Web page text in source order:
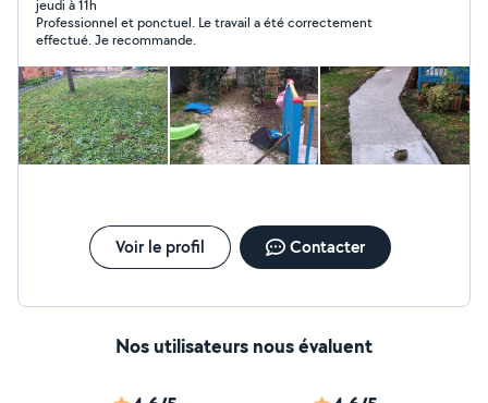
jeudi à 11h
Professionnel et ponctuel. Le travail a été correctement
effectué. Je recommande.
Voir le profil Contacter
Nos utilisateurs nous évaluent